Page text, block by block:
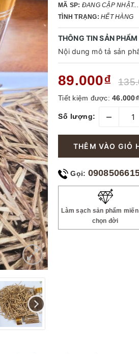
MÃ SP: ĐANG CẬP NHẬT...
TÌNH TRẠNG: HẾT HÀNG
THÔNG TIN SẢN PHẨM
Nội dung mô tả sản
89.000₫
Tiết kiệm được: 46.000₫
Số lượng: –
THÊM VÀO GIỎ
Gọi:
Làm sạch sản phẩm
chọn đời